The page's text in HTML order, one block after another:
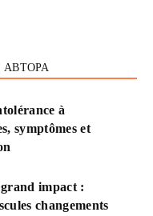
АВТОРА
à
symptômes et
impact :
changements